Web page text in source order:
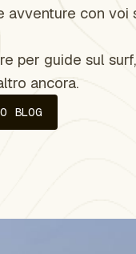
avventure con voi
per guide sul
ancora.
BLOG